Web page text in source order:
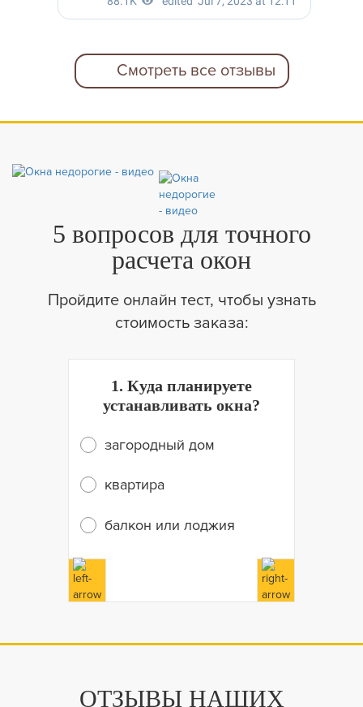
Смотреть все отзывы
5 вопросов для точного
расчета окон
Пройдите онлайн тест, чтобы узнать
стоимость заказа:
1. Куда планируете
устанавливать окна?
загородный дом
квартира
балкон или лоджия
ОТЗЫВЫ НАШИХ